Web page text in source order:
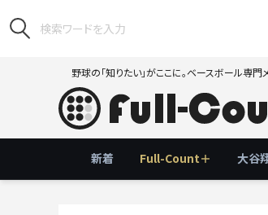
野球の「知りたい」がここに。ベースボール専門
新着 Full-Count＋ 大谷